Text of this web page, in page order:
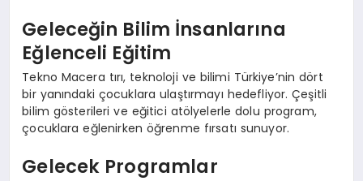
Geleceğin Bilim İnsanlarına
Eğlenceli Eğitim
Tekno Macera tırı, teknoloji ve bilimi Türkiye’nin dört
bir yanındaki çocuklara ulaştırmayı hedefliyor. Çeşitli
bilim gösterileri ve eğitici atölyelerle dolu program,
çocuklara eğlenirken öğrenme fırsatı sunuyor.
Gelecek Programlar